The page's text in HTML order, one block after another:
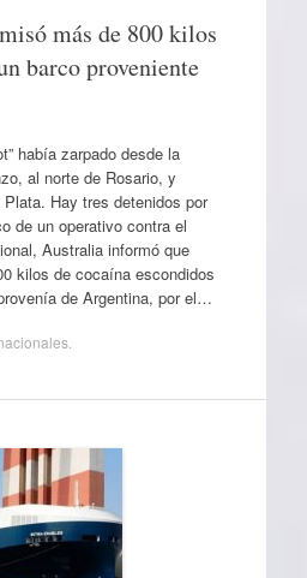
más de 800 kilos
barco proveniente
había zarpado desde la
al norte de Rosario, y
Hay tres detenidos por
de un operativo contra el
Australia informó que
kilos de cocaína escondidos
de Argentina, por el…
.